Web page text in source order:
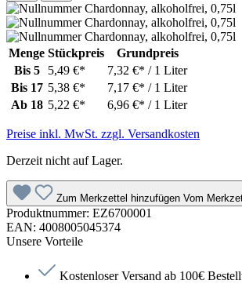
Menge Stückpreis
Grundpreis
Bis 5 5,49 €*
7,32 €* / 1 Liter
Bis 17 5,38 €*
7,17 €* / 1 Liter
Ab 18 5,22 €* 6,96 €* / 1 Liter
Preise inkl. MwSt. zzgl. Versandkosten
Derzeit nicht auf Lager.
Zum Merkzettel hinzufügen Vom
Produktnummer: EZ6700001
EAN: 4008005045374
Unsere Vorteile
Kostenloser Versand ab 100€